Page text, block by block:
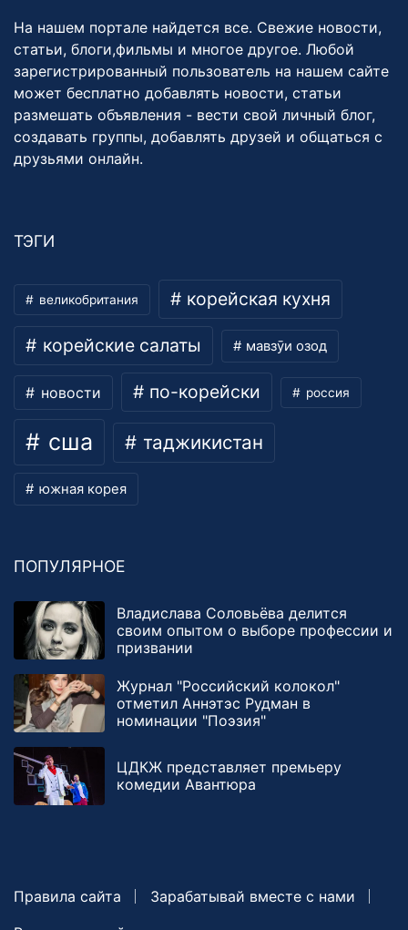
На нашем портале найдется все. Свежие новости,
статьи, блоги,фильмы и многое другое. Любой
зарегистрированный пользователь на нашем сайте
может бесплатно добавлять новости, статьи
размешать объявления - вести свой личный блог,
создавать группы, добавлять друзей и общаться с
друзьями онлайн.
ТЭГИ
великобритания корейская кухня
корейские салаты мавзӯи озод
новости по-корейски россия
сша таджикистан
южная корея
ПОПУЛЯРНОЕ
Владислава Соловьёва делится
своим опытом о выборе профессии и
призвании
Журнал "Российский колокол"
отметил Аннэтэс Рудман в
номинации "Поэзия"
ЦДКЖ представляет премьеру
комедии Авантюра
Правила сайта
Зарабатывай вместе с нами